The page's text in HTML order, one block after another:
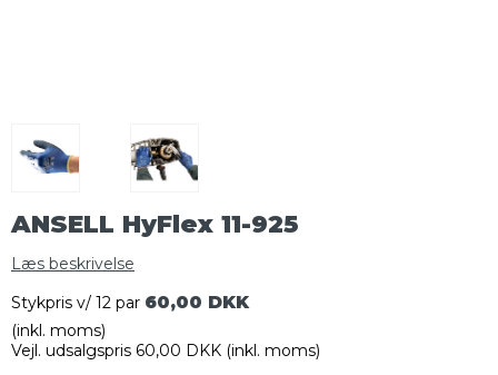
ANSELL HyFlex 11-925
Læs beskrivelse
Stykpris v/ 12 par 60,00 DKK
(inkl. moms)
Vejl. udsalgspris 60,00 DKK (inkl. moms)